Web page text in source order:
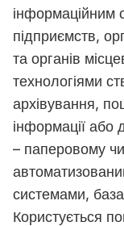
інформаційним
підприємств,
та органів
технологіями
архівування,
інформації або
– паперовому
системами,
Користується